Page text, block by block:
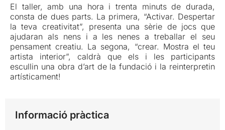
Informació pràctica
El taller, amb una hora i trenta minuts de durada,
consta de dues parts. La primera, “Activar. Despertar
la teva creativitat”, presenta una sèrie de jocs que
ajudaran als nens i a les nenes a treballar el seu
pensament creatiu. La segona, “crear. Mostra el teu
artista interior”, caldrà que els i les participants
escullin una obra d’art de la fundació i la reinterpretin
artísticament!